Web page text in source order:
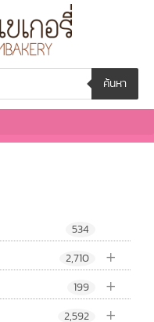
ค้นหา
534
+
2,710
+
199
+
2,592